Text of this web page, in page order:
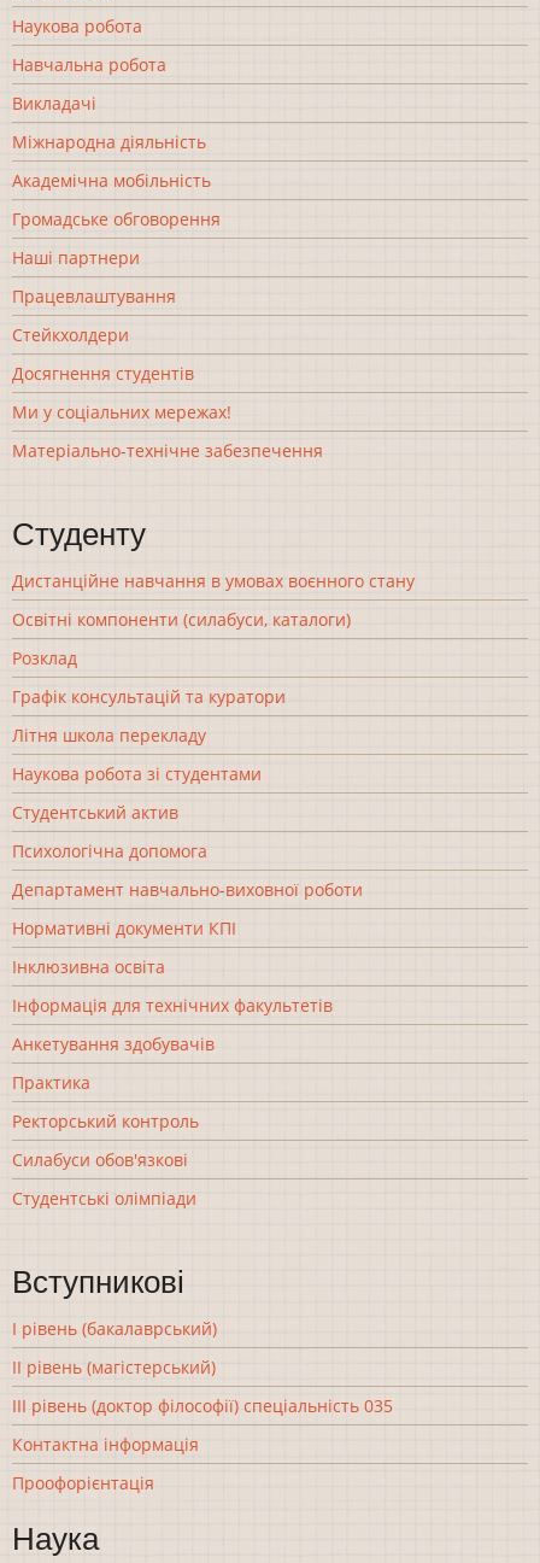
Наукова робота
Навчальна робота
Викладачі
Міжнародна діяльність
Академічна мобільність
Громадське обговорення
Наші партнери
Працевлаштування
Стейкхолдери
Досягнення студентів
Ми у соціальних мережах!
Матеріально-технічне забезпечення
Студенту
Дистанційне навчання в умовах воєнного стану
Освітні компоненти (силабуси, каталоги)
Розклад
Графік консультацій та куратори
Літня школа перекладу
Наукова робота зі студентами
Студентський актив
Психологічна допомога
Департамент навчально-виховної роботи
Нормативні документи КПІ
Інклюзивна освіта
Інформація для технічних факультетів
Анкетування здобувачів
Практика
Ректорський контроль
Силабуси обов'язкові
Студентські олімпіади
Вступникові
І рівень (бакалаврський)
ІІ рівень (магістерський)
ІІІ рівень (доктор філософії) спеціальність 035
Контактна інформація
Проофорієнтація
Наука